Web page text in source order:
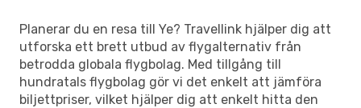
Planerar du en resa till Ye? Travellink hjälper dig att
utforska ett brett utbud av flygalternativ från
betrodda globala flygbolag. Med tillgång till
hundratals flygbolag gör vi det enkelt att jämföra
biljettpriser, vilket hjälper dig att enkelt hitta den